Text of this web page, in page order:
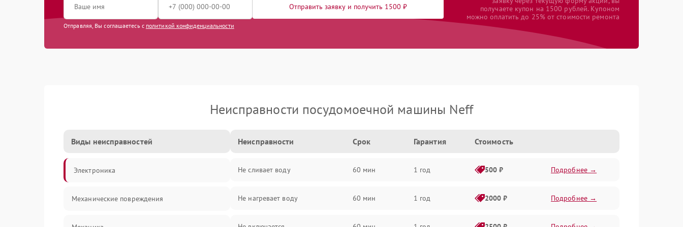
Отправить заявку и получить 1500 ₽
Отправляя, Вы соглашаетесь с политикой конфиденциальности
получаете купон на 1500 рублей. Купоном
можно оплатить до 25% от стоимости ремонта
Неисправности посудомоечной машины Neff
Виды неисправностей
Электроника
Механические повреждения
Неисправности Срок Гарантия Стоимость
Не сливает воду 60 мин 1 год 500 ₽ Подробнее →
Не нагревает воду 60 мин 1 год 2000 ₽ Подробнее →